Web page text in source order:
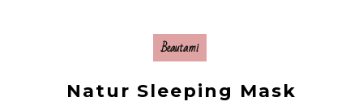
Beautami
Natur Sleeping Mask